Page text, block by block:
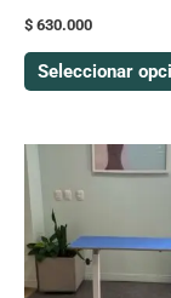
$ 630.000
Seleccionar